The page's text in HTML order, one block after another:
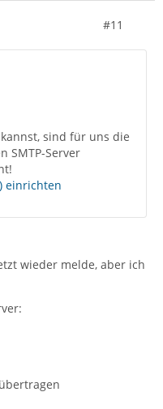
#11
sind für uns die
SMTP-Server
einrichten
wieder melde, aber ich